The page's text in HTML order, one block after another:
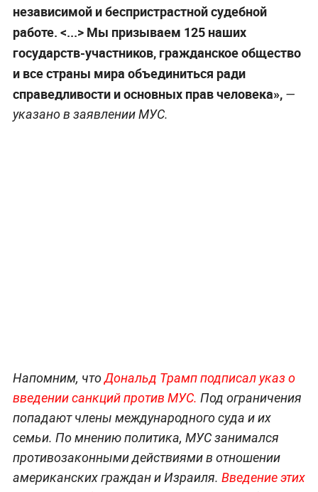
независимой и беспристрастной судебной
работе. <...> Мы призываем 125 наших
государств-участников, гражданское общество
и все страны мира объединиться ради
справедливости и основных прав человека»,—
указано в заявлении МУС.
Напомним, чтоДональд Трамп подписал указ о
введении санкций против МУС. Под ограничения
попадают члены международного суда и их
семьи. По мнению политика, МУС занимался
противозаконными действиями в отношении
американских граждан и Израиля. Введение этих